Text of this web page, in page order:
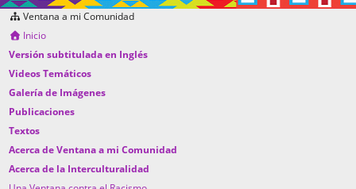
Ventana a mi Comunidad
Inicio
Versión subtitulada en Inglés
Videos Temáticos
Galería de Imágenes
Publicaciones
Textos
Acerca de Ventana a mi Comunidad
Acerca de la Interculturalidad